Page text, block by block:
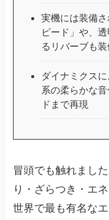
実機には装備
ピード」や、
るリバーブも
ダイナミクス
系の柔らかな
ドまで再現
冒頭でも触れまし
り・ざらつき・エ
世界で最も有名な